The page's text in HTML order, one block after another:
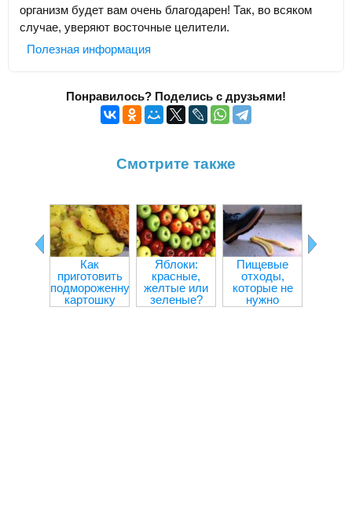
организм будет вам очень благодарен! Так, во всяком
случае, уверяют восточные целители.
Полезная информация
Понравилось? Поделись с друзьями!
Смотрите также
Как
приготовить
подмороженную
картошку
Яблоки:
красные,
желтые или
зеленые?
Пищевые
отходы,
которые не
нужно
выбрасывать